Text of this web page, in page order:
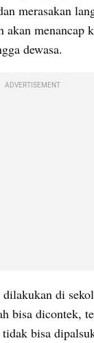
merasakan
akan menancap
dewasa.
ADVERTISEMENT
di
bisa dicontek,
bisa